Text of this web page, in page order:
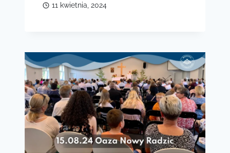
11 kwietnia, 2024